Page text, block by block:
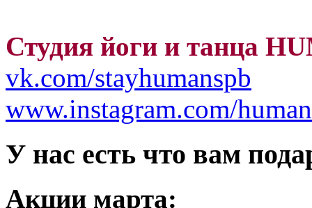
Студия йоги и танца
vk.com/stayhumanspb
www.instagram.com/
У нас есть что вам
Акции марта: